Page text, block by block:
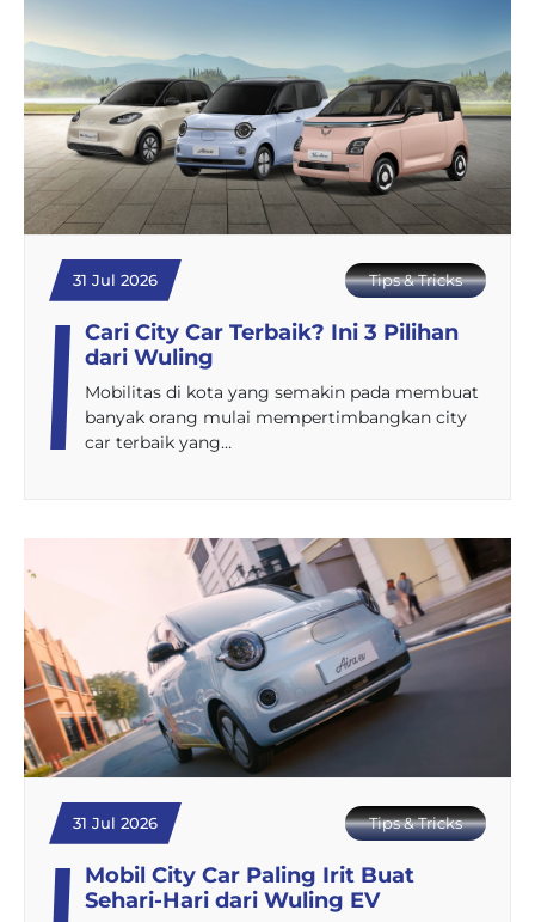
31 Jul 2026 Tips & Tricks
Cari City Car Terbaik? Ini 3 Pilihan
dari Wuling
Mobilitas di kota yang semakin pada membuat
banyak orang mulai mempertimbangkan city
car terbaik yang…
31 Jul 2026 Tips & Tricks
Mobil City Car Paling Irit Buat
Sehari-Hari dari Wuling EV